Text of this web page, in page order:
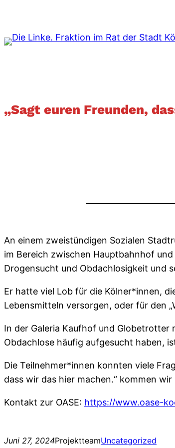
springen
„Sagt euren Freunden,
An einem zweistündigen Sozialen
im Bereich zwischen Hauptbahnhof
Drogensucht und Obdachlosigkeit und
Er hatte viel Lob für die Kölner*innen,
Lebensmitteln versorgen, oder für den
In der Galeria Kaufhof und Globetrotter
Obdachlose häufig aufgesucht haben,
Die Teilnehmer*innen konnten viele
dass wir das hier machen.“ kommen
Kontakt zur OASE: https://www.oase-
Juni 27, 2024ProjektteamUncategorized